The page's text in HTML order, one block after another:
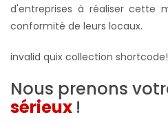
d'entreprises à réaliser cette
conformité de leurs locaux.
invalid quix collection shortcode!
Nous prenons
sérieux !